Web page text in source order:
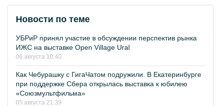
Новости по теме
УБРиР принял участие в обсуждении перспектив рынка
ИЖС на выставке Open Village Ural
06 августа 10:40
Как Чебурашку с ГигаЧатом подружили. В Екатеринбурге
при поддержке Сбера открылась выставка к юбилею
«Союзмультфильма»
05 августа 21:39